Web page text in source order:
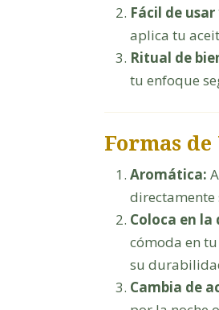
Fácil de
aplica tu
Ritual de
tu enfoque
Formas de
Aromática:
directamente
Coloca en la
cómoda en
su
Cambia de